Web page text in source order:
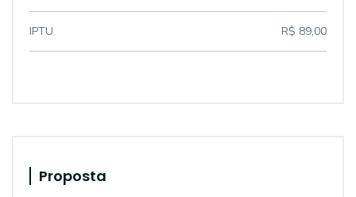
IPTU R$ 89,00
Proposta